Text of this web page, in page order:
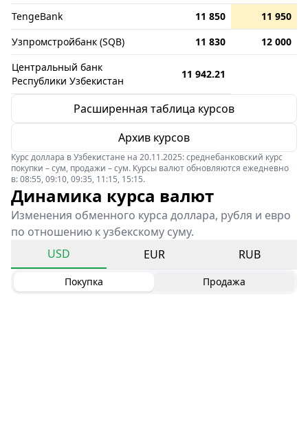
TengeBank
11 850
11 950
Узпромстройбанк (SQB)
11 830
12 000
Центральный банк
Республики Узбекистан
11 942.21
Расширенная таблица курсов
Архив курсов
Курс доллара в Узбекистане на 20.11.2025: среднебанковский курс
покупки – сум, продажи – сум. Курсы валют обновляются ежедневно
в: 08:55, 09:10, 09:35, 11:15, 15:15.
Динамика курса валют
Изменения обменного курса доллара, рубля и евро
по отношению к узбекскому суму.
USD
EUR RUB
Покупка Продажа